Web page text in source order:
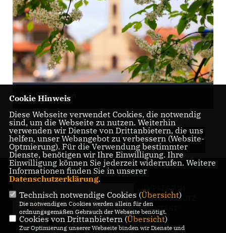
ÖPNV ausbauen
ALLE BEITRÄGE MEHR
DATENSCHUTZ
KONTAKT
Cookie Hinweis
Diese Webseite verwendet Cookies, die notwendig
sind, um die Webseite zu nutzen. Weiterhin
verwenden wir Dienste von Drittanbietern, die uns
helfen, unser Webangebot zu verbessern (Website-
Optmierung). Für die Verwendung bestimmter
Dienste, benötigen wir Ihre Einwilligung. Ihre
Einwilligung können Sie jederzeit widerrufen. Weitere
Informationen finden Sie in unserer
Datenschutzerklärung.
Technisch notwendige Cookies (Übersicht)
Die notwendigen Cookies werden allein für den
ordnungsgemäßen Gebrauch der Webseite benötigt.
Cookies von Drittanbietern (Übersicht)
Zur Optimierung unserer Webseite binden wir Dienste und